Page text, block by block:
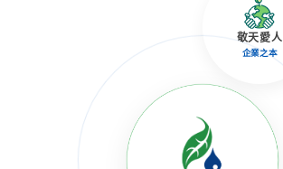
敬天愛人
企業之本